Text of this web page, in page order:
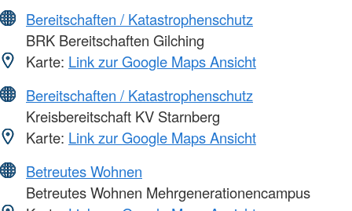
Bereitschaften / Katastrophenschutz
BRK Bereitschaften Gilching
Karte: Link zur Google Maps Ansicht
Bereitschaften / Katastrophenschutz
Kreisbereitschaft KV Starnberg
Karte: Link zur Google Maps Ansicht
Betreutes Wohnen
Betreutes Wohnen Mehrgenerationencampus